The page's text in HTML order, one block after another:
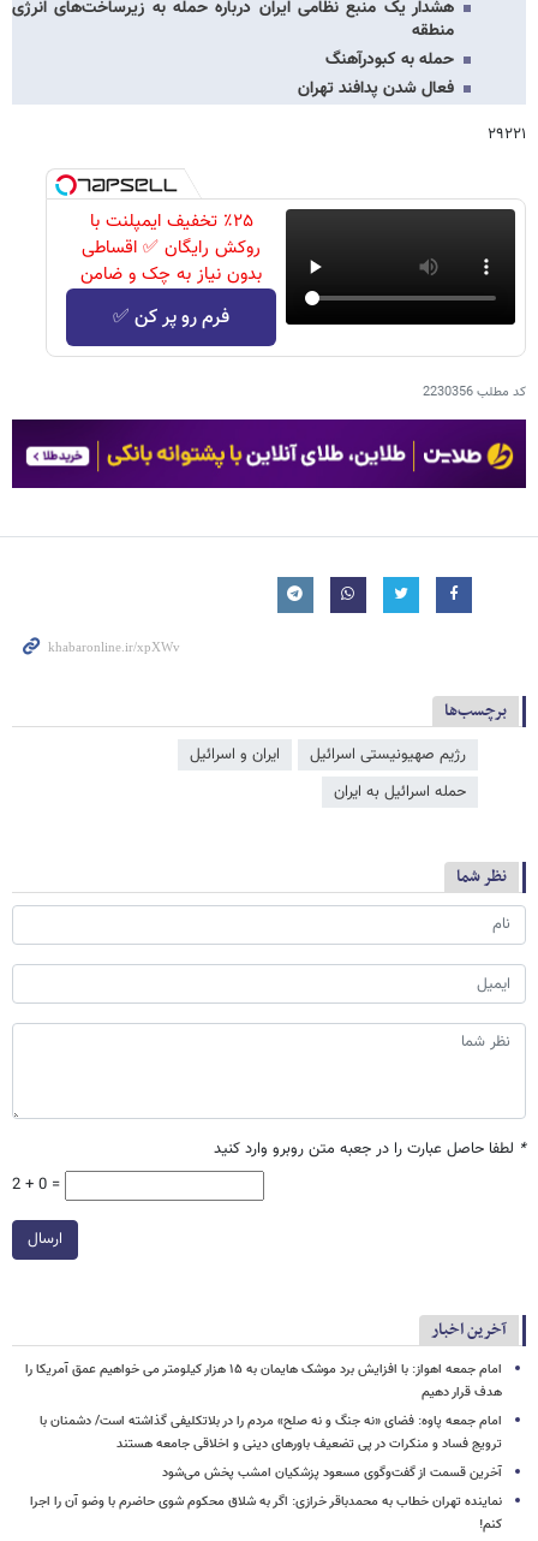
هشدار یک منبع نظامی ایران درباره حمله به زیرساخت‌های انرژی
منطقه
حمله به کبودرآهنگ
فعال شدن پدافند تهران
۲۹۲۲۱
٪۲۵ تخفیف ایمپلنت با
روکش رایگان ✅ اقساطی
بدون نیاز به چک و ضامن
فرم رو پر کن ✅
کد مطلب2230356
برچسب‌ها
رژیم صهیونیستی اسرائیل
ایران و اسرائیل
حمله اسرائیل به ایران
نظر شما
* لطفا حاصل عبارت را در جعبه متن روبرو وارد کنید
2 + 0 =
ارسال
آخرین اخبار
امام‌ جمعه اهواز: با افزایش برد موشک هایمان به ۱۵ هزار کیلومتر می خواهیم عمق آمریکا را
هدف قرار دهیم
امام جمعه پاوه: فضای «نه جنگ و نه صلح» مردم را در بلاتکلیفی گذاشته است/ دشمنان با
ترویج فساد و منکرات در پی تضعیف باورهای دینی و اخلاقی جامعه هستند
آخرین قسمت از گفت‌وگوی مسعود پزشکیان امشب پخش می‌شود
نماینده تهران خطاب به محمدباقر خرازی: اگر به شلاق محکوم شوی حاضرم با وضو آن را اجرا
کنم!